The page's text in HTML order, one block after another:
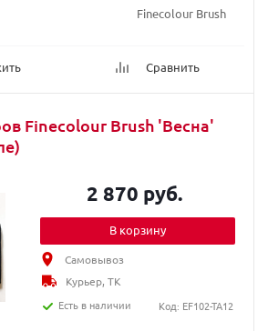
Finecolour Brush
Сравнить
Finecolour Brush 'Весна'
2 870 руб.
В корзину
Самовывоз
Курьер, ТК
Есть в наличии
Код: EF102-TA12